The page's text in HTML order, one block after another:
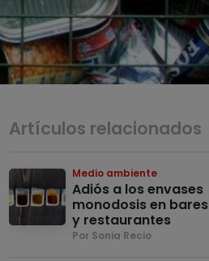
Artículos relacionados
Medio ambiente
Adiós a los envases
monodosis en bares
y restaurantes
Por Sonia Recio